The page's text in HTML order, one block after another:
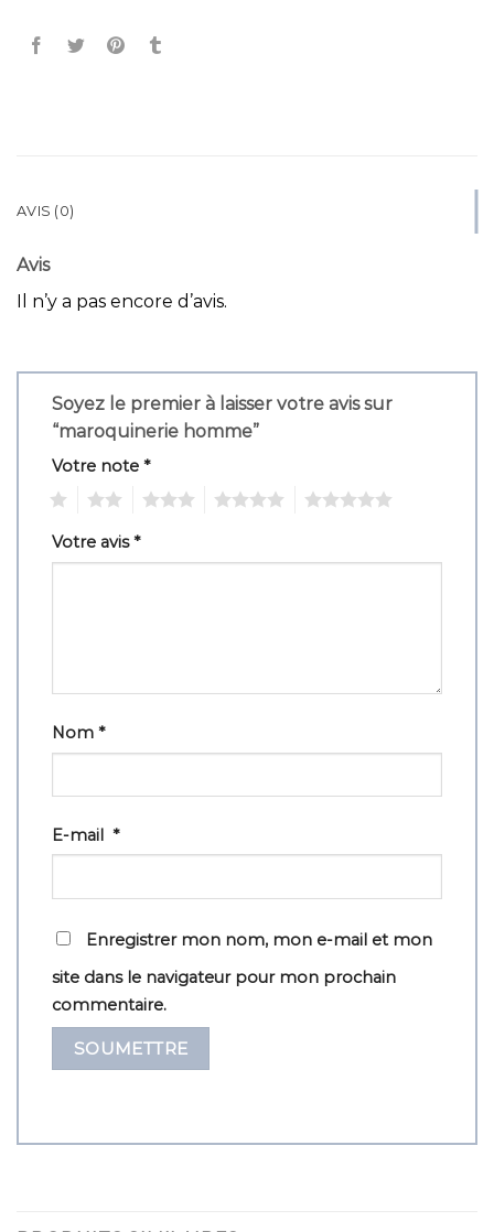
AVIS (0)
Avis
Il n’y a pas encore d’avis.
Soyez le premier à laisser votre avis sur
“maroquinerie homme”
Votre note *
Votre avis*
Nom *
E-mail *
Enregistrer mon nom, mon e-mail et mon
site dans le navigateur pour mon prochain
commentaire.